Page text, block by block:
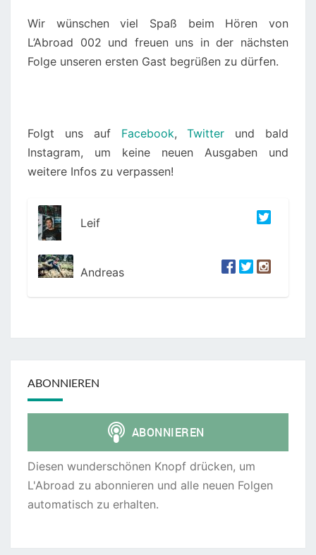
Wir wünschen viel Spaß beim Hören von
L’Abroad 002 und freuen uns in der nächsten
Folge unseren ersten Gast begrüßen zu dürfen.
Folgt uns auf Facebook,Twitter und bald
Instagram, um keine neuen Ausgaben und
weitere Infos zu verpassen!
Leif
Andreas
ABONNIEREN
Diesen wunderschönen Knopf drücken, um
L'Abroad zu abonnieren und alle neuen Folgen
automatisch zu erhalten.